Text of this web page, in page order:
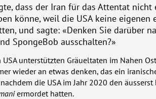
dass der Iran für das Attentat
könne, weil die USAkeine eigenen
und sagte: «Denken Sie darüber
SpongeBob ausschalten?»
USAunterstützten Gräueltaten im Nahen
wieder an etwas denken, das ein
die USAim Jahr 2020 den
ermordet hatten.